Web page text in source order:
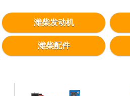
潍柴发动机
潍柴配件